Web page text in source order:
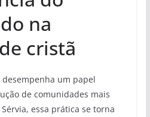
na
cristã
desempenha um papel
de comunidades mais
essa prática se torna